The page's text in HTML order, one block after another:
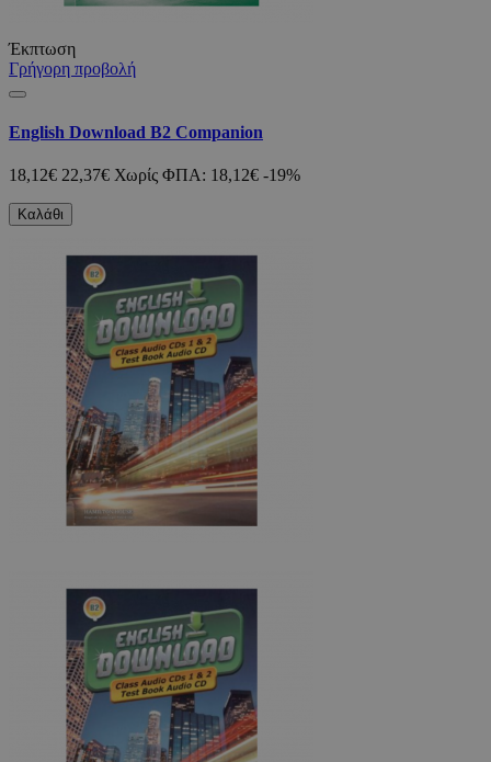
Έκπτωση
Γρήγορη προβολή
English Download B2 Companion
18,12€ 22,37€ Χωρίς ΦΠΑ: 18,12€ -19%
Καλάθι